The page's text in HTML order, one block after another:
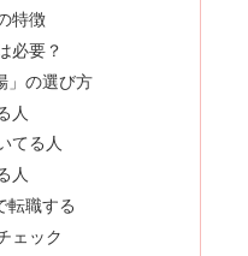
特徴
必要？
」の選び方
人
てる人
人
転職する
ェック